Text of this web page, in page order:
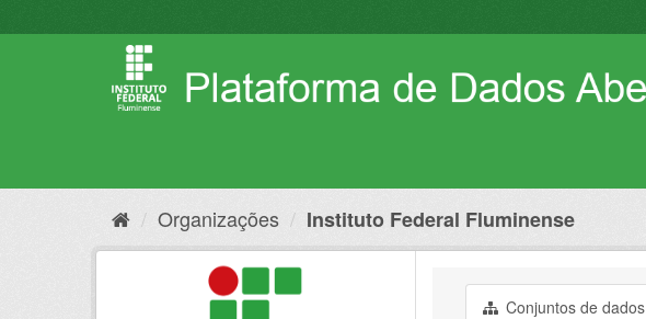
para
Organizações Instituto Federal Fluminense
Conjuntos de dados